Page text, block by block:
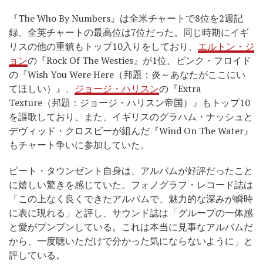
『The Who By Numbers』は全米チャートで8位を2週記
録、全英チャートの最高位は7位だった。同じ時期にイギ
リスの他の重鎮もトップ10入りをしており、 エルトン・ジ
ョンの『Rock Of The Westies』が1位、ピンク・フロイド
の『Wish You Were Here（邦題：炎～あなたがここにい
てほしい）』、 ジョージ・ハリスンの『Extra
Texture（邦題：ジョージ・ハリスン帝国）』もトップ10
を謳歌しており、また、イギリスのグラハム・ナッシュと
デヴィッド・クロスビーが組んだ『Wind On The Water』
もチャート争いに参加していた。
ピート・タウンゼント自身は、アルバムが好評だったこと
に嬉しい驚きを感じていた。フォノグラフ・レコード誌は
「この上なく良くできたアルバムで、魅力的な深みが瞬時
に表に現れる」と評し、サウンド誌は「グループの一体感
と愛がプンプンしている。これは本当に見事なアルバムだ
から、一度聴いただけで分かった気にならないように」と
評している。